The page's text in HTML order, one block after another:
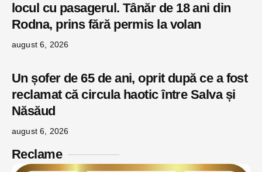
locul cu pasagerul. Tânăr de 18 ani din
Rodna, prins fără permis la volan
august 6, 2026
Un șofer de 65 de ani, oprit după ce a fost
reclamat că circula haotic între Salva și
Năsăud
august 6, 2026
Reclame